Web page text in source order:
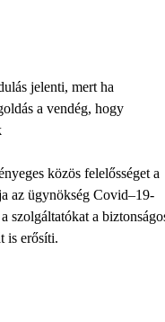
jelenti, mert ha
a vendég, hogy
közös felelősséget a
az ügynökség Covid–19-
szolgáltatókat a
is erősíti.